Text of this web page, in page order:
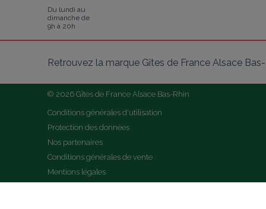
Du lundi au
dimanche de
9h à 20h
Retrouvez la marque Gîtes de France Alsace
© 2026 Gîtes de France Alsace Bas-Rhin
Conditions générales d'utilisation
Protection des données
Nos partenaires
Conditions générales de vente
Mentions légales